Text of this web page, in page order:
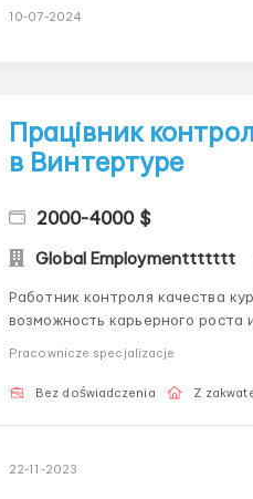
10-07-2024
Працівник
в Винтертуре
2000-4000 $
Global Employmenttttttt
Работник контроля качества
возможность карьерного
Pracownicze specjalizacje
Bez doświadczenia Z
22-11-2023